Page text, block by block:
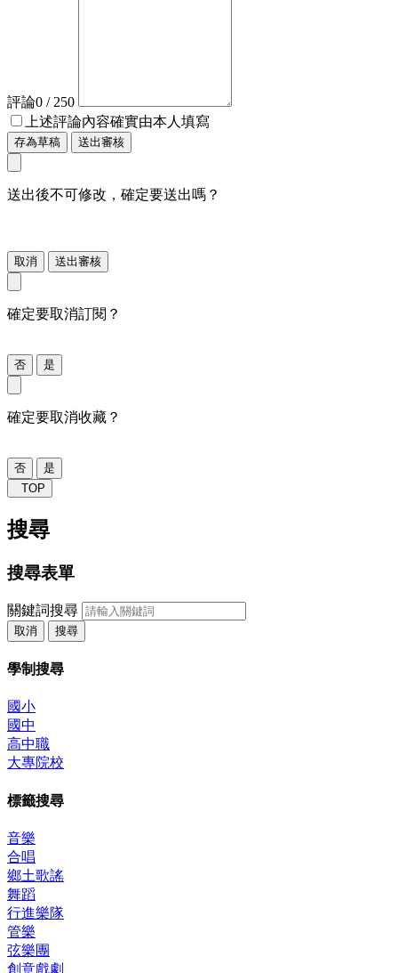
評論0 / 250
上述評論內容確實由本人填寫
存為草稿 送出審核
送出後不可修改，確定要送出嗎？
取消 送出審核
確定要取消訂閱？
否 是
確定要取消收藏？
否
是
TOP
搜尋
搜尋表單
關鍵詞搜尋
取消 搜尋
學制搜尋
國小
國中
高中職
大專院校
標籤搜尋
音樂
合唱
鄉土歌謠
舞蹈
行進樂隊
管樂
弦樂團
創意戲劇